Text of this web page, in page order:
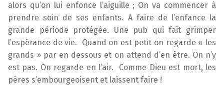
alors qu’on lui enfonce l’aiguille ; On va commencer à
prendre soin de ses enfants. A faire de l’enfance la
grande période protégée. Une pub qui fait grimper
l’espérance de vie. Quand on est petit on regarde « les
grands » par en dessous et on attend d’en être. On n’y
est pas. On regarde en l’air. Comme Dieu est mort, les
pères s’embourgeoisent et laissent faire !